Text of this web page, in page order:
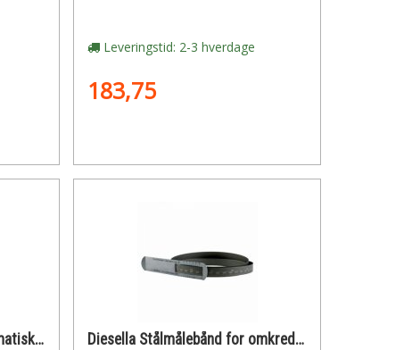
Leveringstid: 2-3 hverdage
183,75
Båndmål 3 meter med automatisk lås Diesella Stålmålebånd for omkreds 60-7540 mm og diameter ø20-2400 mm